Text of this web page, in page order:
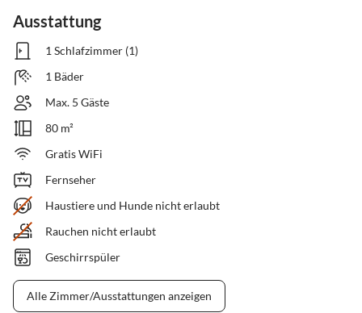
Ausstattung
1 Schlafzimmer (1)
1 Bäder
Max. 5 Gäste
80 m²
Gratis WiFi
Fernseher
Haustiere und Hunde nicht erlaubt
Rauchen nicht erlaubt
Geschirrspüler
Alle Zimmer/Ausstattungen anzeigen